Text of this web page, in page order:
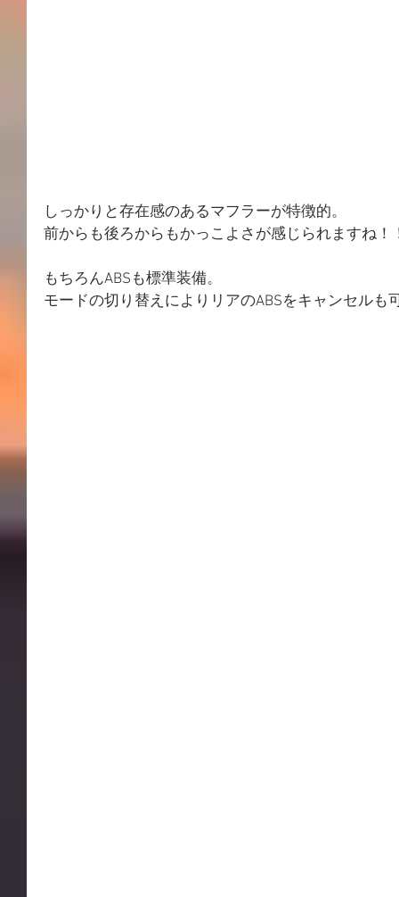
しっかりと存在感のあるマフラーが特徴的。
前からも後ろからもかっこよさが感じられますね！
もちろんABSも標準装備。
モードの切り替えによりリアのABSをキャンセルも